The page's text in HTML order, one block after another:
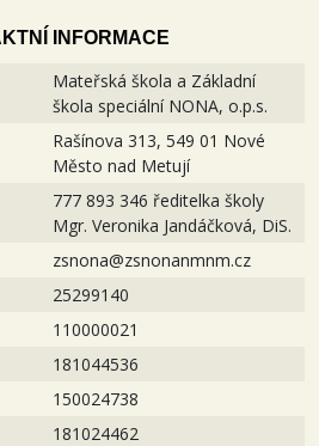
INFORMACE
Mateřská škola a Základní
škola speciální NONA, o.p.s.
Rašínova 313, 549 01 Nové
Město nad Metují
777 893 346 ředitelka školy
Mgr. Veronika Jandáčková, DiS.
zsnona@zsnonanmnm.cz
25299140
110000021
181044536
150024738
181024462